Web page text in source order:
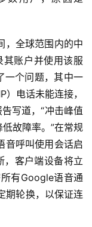
，全球范围内的中
账户并使用该服
一个问题，其中一
电话未能连接，
写道，“冲击峰值
故障率。”在常规
音呼叫使用会话启
，客户端设备将立
有Google语音通
期轮换，以保证连